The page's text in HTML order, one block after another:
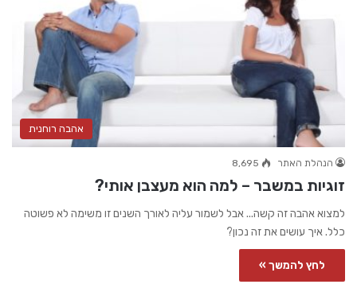
אהבה רוחנית
הנהלת האתר 8,695
זוגיות במשבר – למה הוא מעצבן אותי?
למצוא אהבה זה קשה... אבל לשמור עליה לאורך השנים זו משימה לא פשוטה
כלל. איך עושים את זה נכון?
לחץ להמשך »